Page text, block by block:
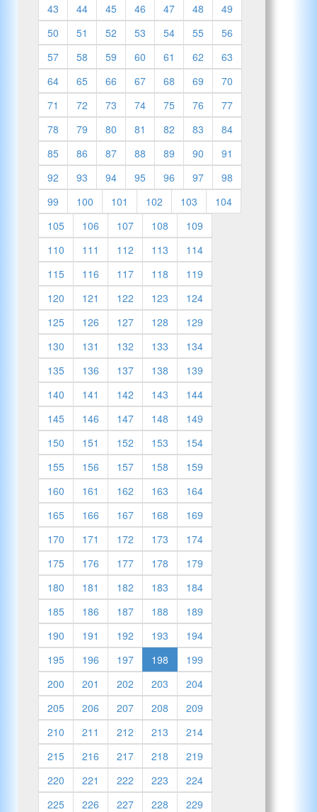
43
44 45 46 47 48
49
50
51 52 53 54 55
56
57
58 59 60 61 62
63
64
65 66 67 68 69
70
71
72 73 74 75 76
77
78
79 80 81 82 83
84
85
86 87 88 89 90
91
92
93 94 95 96 97
98
99
100 101 102 103
104
105
106 107 108
109
110
111 112 113
114
115
116 117 118
119
120
121 122 123
124
125
126 127 128
129
130
131 132 133
134
135
136 137 138
139
140
141 142 143
144
145
146 147 148
149
150
151 152 153
154
155
156 157 158
159
160
161 162 163
164
165
166 167 168
169
170
171 172 173
174
175
176 177 178
179
180
181 182 183
184
185
186 187 188
189
190
191 192 193
194
195
196 197 198
199
200
201 202 203
204
205
206 207 208
209
210
211 212 213
214
215
216 217 218
219
220
221 222 223
224
225
226 227 228
229